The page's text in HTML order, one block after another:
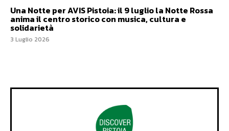
Una Notte per AVIS Pistoia: il 9 luglio la Notte Rossa
anima il centro storico con musica, cultura e
solidarietà
3 Luglio 2026